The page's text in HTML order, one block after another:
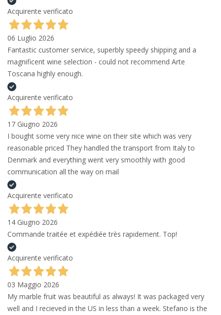
Acquirente verificato
06 Luglio 2026
Fantastic customer service, superbly speedy shipping and a
magnificent wine selection - could not recommend Arte
Toscana highly enough.
Acquirente verificato
17 Giugno 2026
I bought some very nice wine on their site which was very
reasonable priced They handled the transport from Italy to
Denmark and everything went very smoothly with good
communication all the way on mail
Acquirente verificato
14 Giugno 2026
Commande traitée et expédiée très rapidement. Top!
Acquirente verificato
03 Maggio 2026
My marble fruit was beautiful as always! It was packaged very
well and I recieved in the US in less than a week. Stefano is the